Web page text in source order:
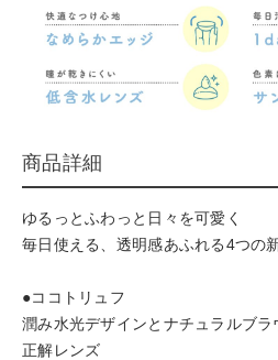
商品詳細
ゆるっとふわっと日々を可愛く
毎日使える、透明感あふれる4つの
●ココトリュフ
潤み水光デザインとナチュラルブ
正解レンズ